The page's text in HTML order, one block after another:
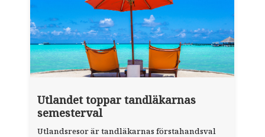
Utlandet toppar tandläkarnas
semesterval
Utlandsresor är tandläkarnas förstahandsval